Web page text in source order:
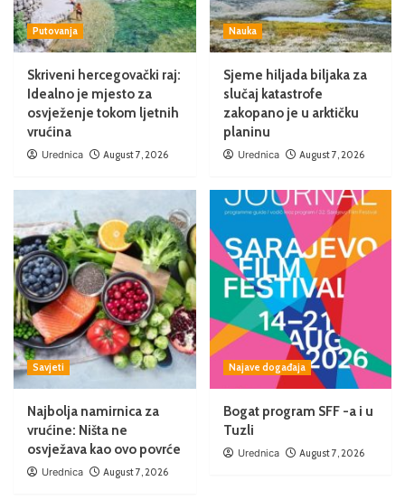
Putovanja
Skriveni hercegovački raj:
Idealno je mjesto za
osvježenje tokom ljetnih
vrućina
Urednica August 7, 2026
Nauka
Sjeme hiljada biljaka za
slučaj katastrofe
zakopano je u arktičku
planinu
Urednica August 7, 2026
Savjeti
Najbolja namirnica za
vrućine: Ništa ne
osvježava kao ovo povrće
Urednica August 7, 2026
Najave događaja
Bogat program SFF -a i u
Tuzli
Urednica August 7, 2026